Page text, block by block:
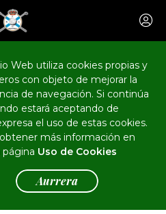
Web utiliza cookies propias y
con objeto de mejorar la
de navegación. Si continúa
estará aceptando de
el uso de estas cookies.
más información en
página Uso de Cookies
Aurrera